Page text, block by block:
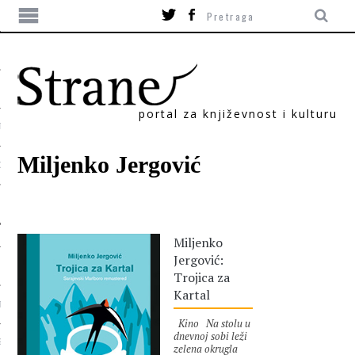
portal za književnost i kulturu
Miljenko Jergović
Miljenko
Jergović:
Trojica za
Kartal
Kino Na stolu u
dnevnoj sobi leži
zelena okrugla